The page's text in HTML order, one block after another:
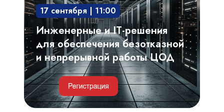
безотказной
и
непрерывной
работы
ЦОД
17 сентября | 11:00
Инженерные и IT-решения
для обеспечения безотказной
и непрерывной работы ЦОД